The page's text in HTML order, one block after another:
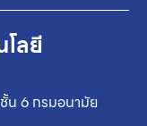
โลยี
น 6 กรมอนามัย